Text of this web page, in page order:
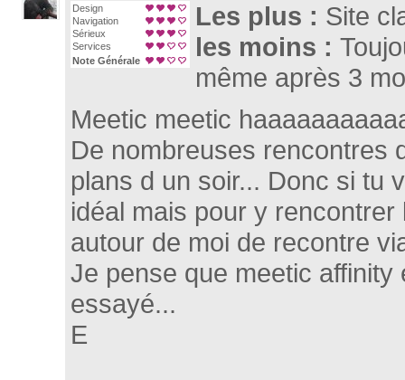
Design
Navigation
Sérieux
Services
Note Générale
Les plus : Site
les moins :
même après 3
Meetic meetic
De nombreuses rencontres
plans d un soir... Donc si tu
idéal mais pour y
autour de moi de recontre
Je pense que meetic
essayé...
E